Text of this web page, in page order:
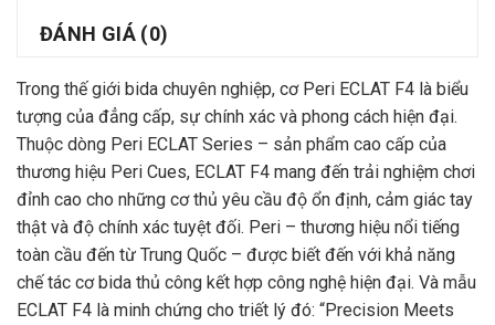
ĐÁNH GIÁ (0)
Trong thế giới bida chuyên nghiệp, cơ Peri ECLAT F4 là biểu
tượng của đẳng cấp, sự chính xác và phong cách hiện đại.
Thuộc dòng Peri ECLAT Series – sản phẩm cao cấp của
thương hiệu Peri Cues, ECLAT F4 mang đến trải nghiệm chơi
đỉnh cao cho những cơ thủ yêu cầu độ ổn định, cảm giác tay
thật và độ chính xác tuyệt đối. Peri – thương hiệu nổi tiếng
toàn cầu đến từ Trung Quốc – được biết đến với khả năng
chế tác cơ bida thủ công kết hợp công nghệ hiện đại. Và mẫu
ECLAT F4 là minh chứng cho triết lý đó: “Precision Meets